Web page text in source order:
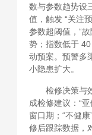
数与参数趋势设
值，触发 “关注
参数超阈值，“
势；指数低于
动预案。预警多
小隐患扩大。
检修决策与
成检修建议：“
窗口期；“不健
修后跟踪数据，